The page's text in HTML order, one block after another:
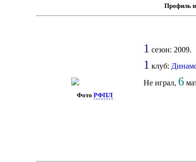
Профиль
ФотоРФПЛ
1 сезон: 2009.
1 клуб:
Не играл, 6